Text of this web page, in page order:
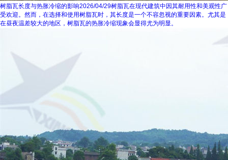
树脂瓦长度与热胀冷缩的影响2026/04/29树脂瓦在现代建筑中因其耐用性和美观性广
受欢迎。然而，在选择和使用树脂瓦时，其长度是一个不容忽视的重要因素。尤其是
在昼夜温差较大的地区，树脂瓦的热胀冷缩现象会显得尤为明显。